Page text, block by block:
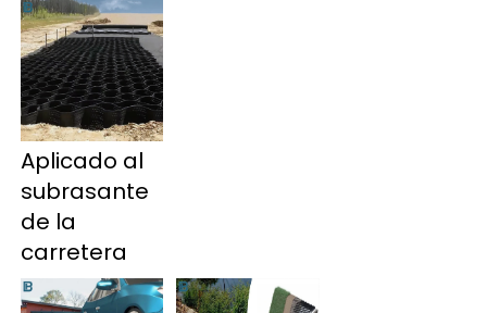
Aplicado al
subrasante
de la
carretera